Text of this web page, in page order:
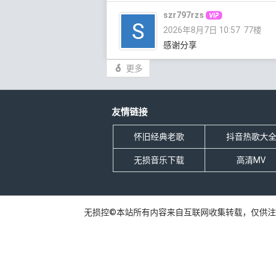
szr797rzs
2026年8月7日 10:57 77楼
感谢分享
更多
友情链接
怀旧经典老歌 抖音热歌大全
无损音乐下载
高清MV
无损控©本站所有内容来自互联网收集转载，仅供